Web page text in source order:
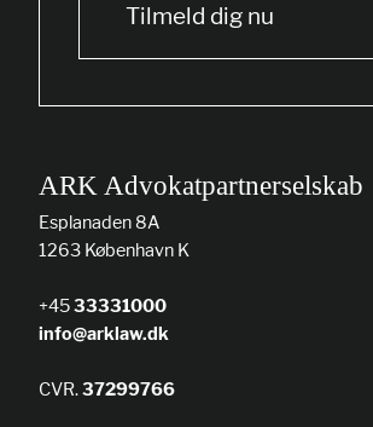
Tilmeld dig nu
ARK Advokatpartnerselskab
Esplanaden 8A
1263 København K
+4533331000
info@arklaw.dk
CVR.37299766